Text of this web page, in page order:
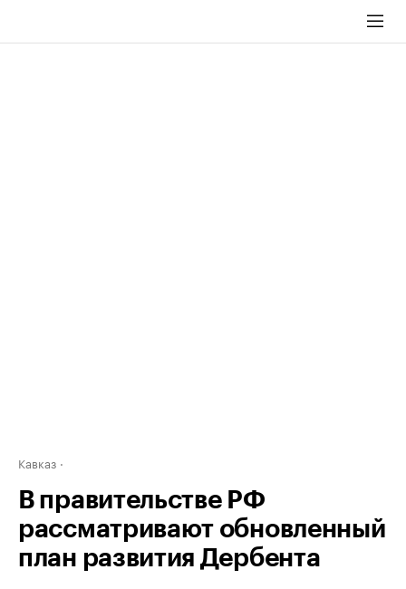
Кавказ
В правительстве РФ
рассматривают обновленный
план развития Дербента